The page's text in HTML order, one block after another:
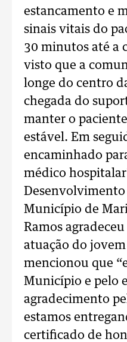
estancamento e
sinais vitais do
30 minutos até a
visto que a
longe do centro
chegada do
manter o
estável. Em
encaminhado
médico
Município de Mari
Ramos
atuação do
mencionou que
Município e pelo
agradecimento
estamos
certificado de